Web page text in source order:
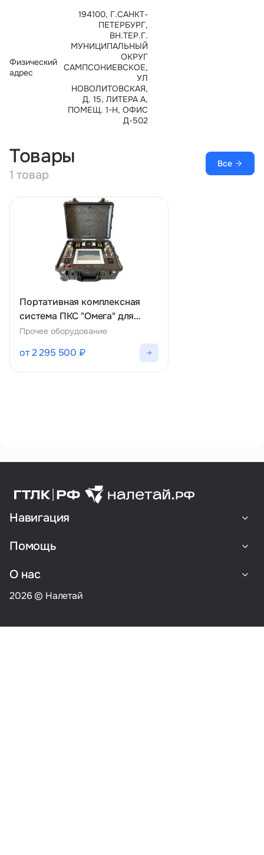
Физический
адрес
194100, Г.САНКТ-
ПЕТЕРБУРГ,
ВН.ТЕР.Г.
МУНИЦИПАЛЬНЫЙ
ОКРУГ
САМПСОНИЕВСКОЕ,
УЛ
НОВОЛИТОВСКАЯ,
Д. 15, ЛИТЕРА А,
ПОМЕЩ. 1-Н, ОФИС
Д-502
Товары
1 товар
Все
Портативная комплексная
система ПКС "Омега" для
оперативного ремонта
Прочее оборудование
от 2 295 500 ₽
Навигация
Помощь
О нас
2026 © Налетай